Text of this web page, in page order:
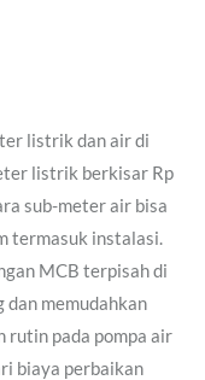
listrik dan air di
listrik berkisar Rp
sub-meter air bisa
termasuk instalasi.
MCB terpisah di
memudahkan
rutin pada pompa air
biaya perbaikan